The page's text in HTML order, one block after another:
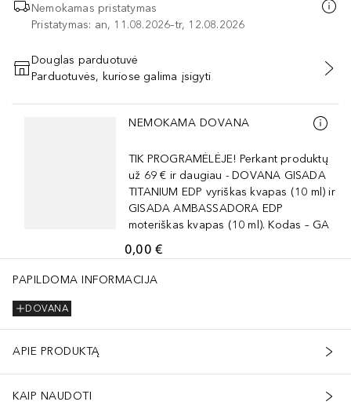
Nemokamas pristatymas
Pristatymas: an, 11.08.2026–tr, 12.08.2026
PRIDĖTI Į KREPŠELĮ
Douglas parduotuvė
Parduotuvės, kuriose galima įsigyti
Praleisti slankiklį
NEMOKAMA DOVANA
TIK PROGRAMĖLĖJE! Perkant produktų
už 69 € ir daugiau - DOVANA GISADA
TITANIUM EDP vyriškas kvapas (10 ml) ir
GISADA AMBASSADORA EDP
moteriškas kvapas (10 ml). Kodas – GA
0,00 €
PAPILDOMA INFORMACIJA
DOVANA
APIE PRODUKTĄ
KAIP NAUDOTI